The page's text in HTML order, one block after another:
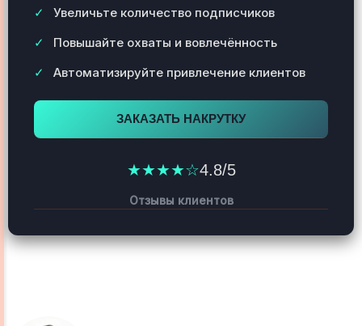
Увеличьте количество подписчиков
Повышайте охваты и вовлечённость
Автоматизируйте привлечение клиентов
ЗАКАЗАТЬ НАКРУТКУ
★★★★☆4.8/5
Отзывы клиентов